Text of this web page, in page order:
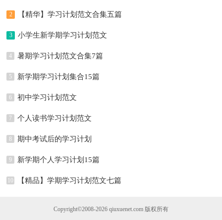
2 【精华】学习计划范文合集五篇
3 小学生新学期学习计划范文
4 暑期学习计划范文合集7篇
5 新学期学习计划集合15篇
6 初中学习计划范文
7 个人读书学习计划范文
8 期中考试后的学习计划
9 新学期个人学习计划15篇
10 【精品】学期学习计划范文七篇
Copyright©2008-2026 qiuxuenet.com 版权所有